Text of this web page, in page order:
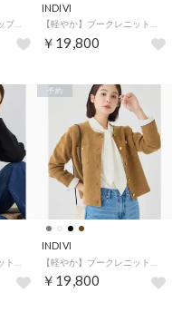
INDIVI
￥19,800
INDIVI
￥19,800
予約